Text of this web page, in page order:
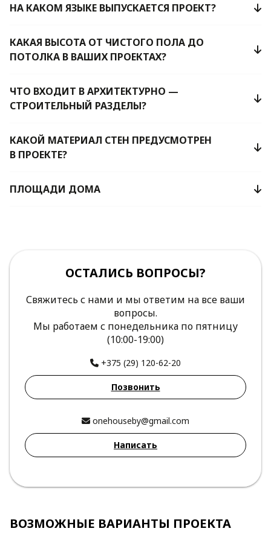
НА КАКОМ ЯЗЫКЕ ВЫПУСКАЕТСЯ ПРОЕКТ?
КАКАЯ ВЫСОТА ОТ ЧИСТОГО ПОЛА ДО
ПОТОЛКА В ВАШИХ ПРОЕКТАХ?
ЧТО ВХОДИТ В АРХИТЕКТУРНО —
СТРОИТЕЛЬНЫЙ РАЗДЕЛЫ?
КАКОЙ МАТЕРИАЛ СТЕН ПРЕДУСМОТРЕН
В ПРОЕКТЕ?
ПЛОЩАДИ ДОМА
ОСТАЛИСЬ ВОПРОСЫ?
Свяжитесь с нами и мы ответим на все ваши
вопросы.
Мы работаем с понедельника по пятницу
(10:00-19:00)
+375 (29) 120-62-20
Позвонить
onehouseby@gmail.com
Написать
ВОЗМОЖНЫЕ ВАРИАНТЫ ПРОЕКТА